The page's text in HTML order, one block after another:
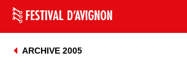
ARCHIVE 2005